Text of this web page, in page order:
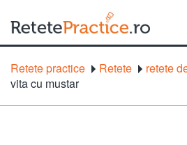
Retete practice Retete retete
vita cu mustar